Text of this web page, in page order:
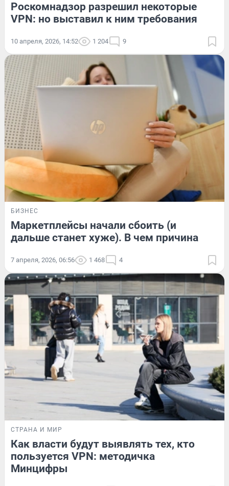
Роскомнадзор разрешил некоторые
VPN: но выставил к ним требования
10 апреля, 2026, 14:52 1 204 9
БИЗНЕС
Маркетплейсы начали сбоить (и
дальше станет хуже). В чем причина
7 апреля, 2026, 06:56 1 468 4
СТРАНА И МИР
Как власти будут выявлять тех, кто
пользуется VPN: методичка
Минцифры